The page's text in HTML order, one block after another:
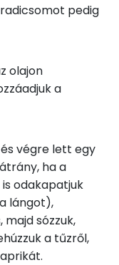
0 kcal
3 kcal
9 kcal
53 kcal
pedig
olajon
a
végre lett egy
ha a
odakapatjuk
lángot),
sózzuk,
a tűzről,